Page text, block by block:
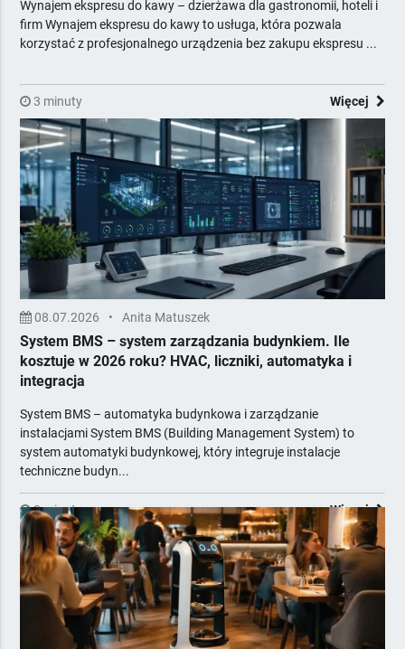
Wynajem ekspresu do kawy – dzierżawa dla gastronomii, hoteli i
firm Wynajem ekspresu do kawy to usługa, która pozwala
korzystać z profesjonalnego urządzenia bez zakupu ekspresu ...
3 minuty Więcej
08.07.2026 • Anita Matuszek
System BMS – system zarządzania budynkiem. Ile
kosztuje w 2026 roku? HVAC, liczniki, automatyka i
integracja
System BMS – automatyka budynkowa i zarządzanie
instalacjami System BMS (Building Management System) to
system automatyki budynkowej, który integruje instalacje
techniczne budyn...
3 minuty Więcej